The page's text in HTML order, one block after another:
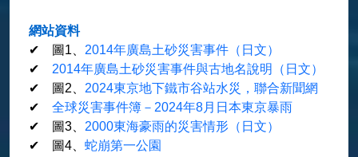
網站資料
✔ 圖1、 2014年廣島土砂災害事件（日文）
✔ 2014年廣島土砂災害事件與古地名說明（日文）
✔ 圖2、 2024東京地下鐵市谷站水災，聯合新聞網
✔ 全球災害事件簿－2024年8月日本東京暴雨
✔ 圖3、 2000東海豪雨的災害情形（日文）
✔ 圖4、 蛇崩第一公園